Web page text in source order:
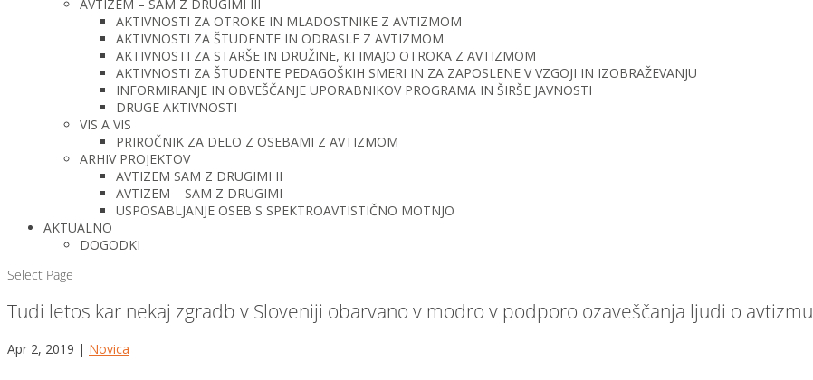
AVTIZEM – SAM Z DRUGIMI III
AKTIVNOSTI ZA OTROKE IN MLADOSTNIKE Z AVTIZMOM
AKTIVNOSTI ZA ŠTUDENTE IN ODRASLE Z AVTIZMOM
AKTIVNOSTI ZA STARŠE IN DRUŽINE, KI IMAJO OTROKA Z AVTIZMOM
AKTIVNOSTI ZA ŠTUDENTE PEDAGOŠKIH SMERI IN ZA ZAPOSLENE V VZGOJI IN IZOBRAŽEVANJU
INFORMIRANJE IN OBVEŠČANJE UPORABNIKOV PROGRAMA IN ŠIRŠE JAVNOSTI
DRUGE AKTIVNOSTI
VIS A VIS
PRIROČNIK ZA DELO Z OSEBAMI Z AVTIZMOM
ARHIV PROJEKTOV
AVTIZEM SAM Z DRUGIMI II
AVTIZEM – SAM Z DRUGIMI
USPOSABLJANJE OSEB S SPEKTROAVTISTIČNO MOTNJO
AKTUALNO
DOGODKI
Select Page
Tudi letos kar nekaj zgradb v Sloveniji obarvano v modro v podporo ozaveščanja ljudi o avtizmu
Apr 2, 2019 | Novica